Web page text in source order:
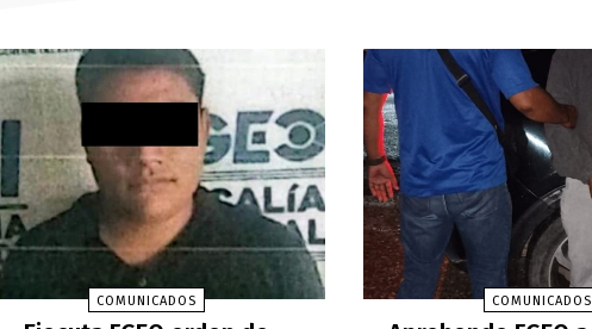
COMUNICADOS COMUNICADOS